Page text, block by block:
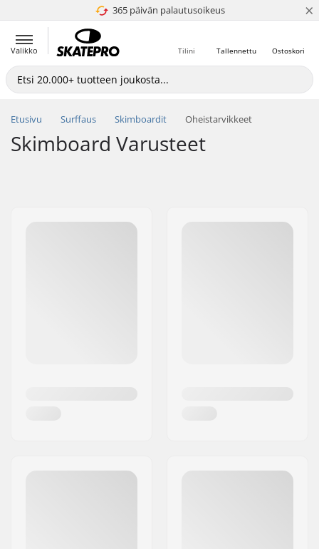
365 päivän palautusoikeus
4.8 / 5 ×
Valikko Ostoskori
Tallennettu
Tilini
Etusivu Surffaus Skimboardit Oheistarvikkeet
Skimboard Varusteet